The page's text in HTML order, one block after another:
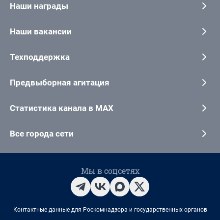
Наши награды
Наши вакансии
Техподдержка
Предвыборная агитация
Статистика канала в MAX
Все города сети
Мы в соцсетях
Контактные данные для Роскомнадзора и государственных органов